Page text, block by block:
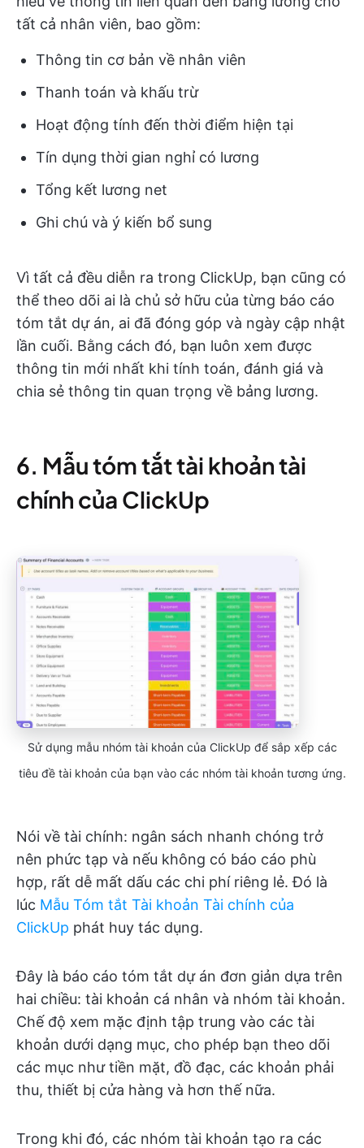
tất cả nhân viên, bao gồm:
Thông tin cơ bản về nhân viên
Thanh toán và khấu trừ
Hoạt động tính đến thời điểm hiện tại
Tín dụng thời gian nghỉ có lương
Tổng kết lương net
Ghi chú và ý kiến bổ sung
Vì tất cả đều diễn ra trong ClickUp, bạn cũng có
thể theo dõi ai là chủ sở hữu của từng báo cáo
tóm tắt dự án, ai đã đóng góp và ngày cập nhật
lần cuối. Bằng cách đó, bạn luôn xem được
thông tin mới nhất khi tính toán, đánh giá và
chia sẻ thông tin quan trọng về bảng lương.
6. Mẫu tóm tắt tài khoản tài
chính của ClickUp
Sử dụng mẫu nhóm tài khoản của ClickUp để sắp xếp các
tiêu đề tài khoản của bạn vào các nhóm tài khoản tương ứng.
Nói về tài chính: ngân sách nhanh chóng trở
nên phức tạp và nếu không có báo cáo phù
hợp, rất dễ mất dấu các chi phí riêng lẻ. Đó là
lúc Mẫu Tóm tắt Tài khoản Tài chính của
ClickUp phát huy tác dụng.
Đây là báo cáo tóm tắt dự án đơn giản dựa trên
hai chiều: tài khoản cá nhân và nhóm tài khoản.
Chế độ xem mặc định tập trung vào các tài
khoản dưới dạng mục, cho phép bạn theo dõi
các mục như tiền mặt, đồ đạc, các khoản phải
thu, thiết bị cửa hàng và hơn thế nữa.
Trong khi đó, các nhóm tài khoản tạo ra các